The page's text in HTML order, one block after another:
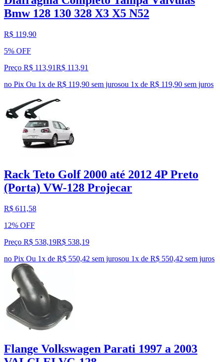
Bmw 128 130 328 X3 X5 N52
R$ 119,90
5% OFF
Preço R$ 113,91R$ 113,91
no Pix Ou 1x de R$ 119,90 sem jurosou 1x de R$ 119,90 sem juros
Rack Teto Golf 2000 até 2012 4P Preto
(Porta) VW-128 Projecar
R$ 611,58
12% OFF
Preço R$ 538,19R$ 538,19
no Pix Ou 1x de R$ 550,42 sem jurosou 1x de R$ 550,42 sem juros
Flange Volkswagen Parati 1997 a 2003